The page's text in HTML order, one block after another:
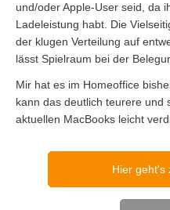
und/oder Apple-User seid, da
Ladeleistung habt. Die
der klugen Verteilung auf
lässt Spielraum bei der
Mir hat es im Homeoffice
kann das deutlich teurere und
aktuellen MacBooks leicht
Hier geht's